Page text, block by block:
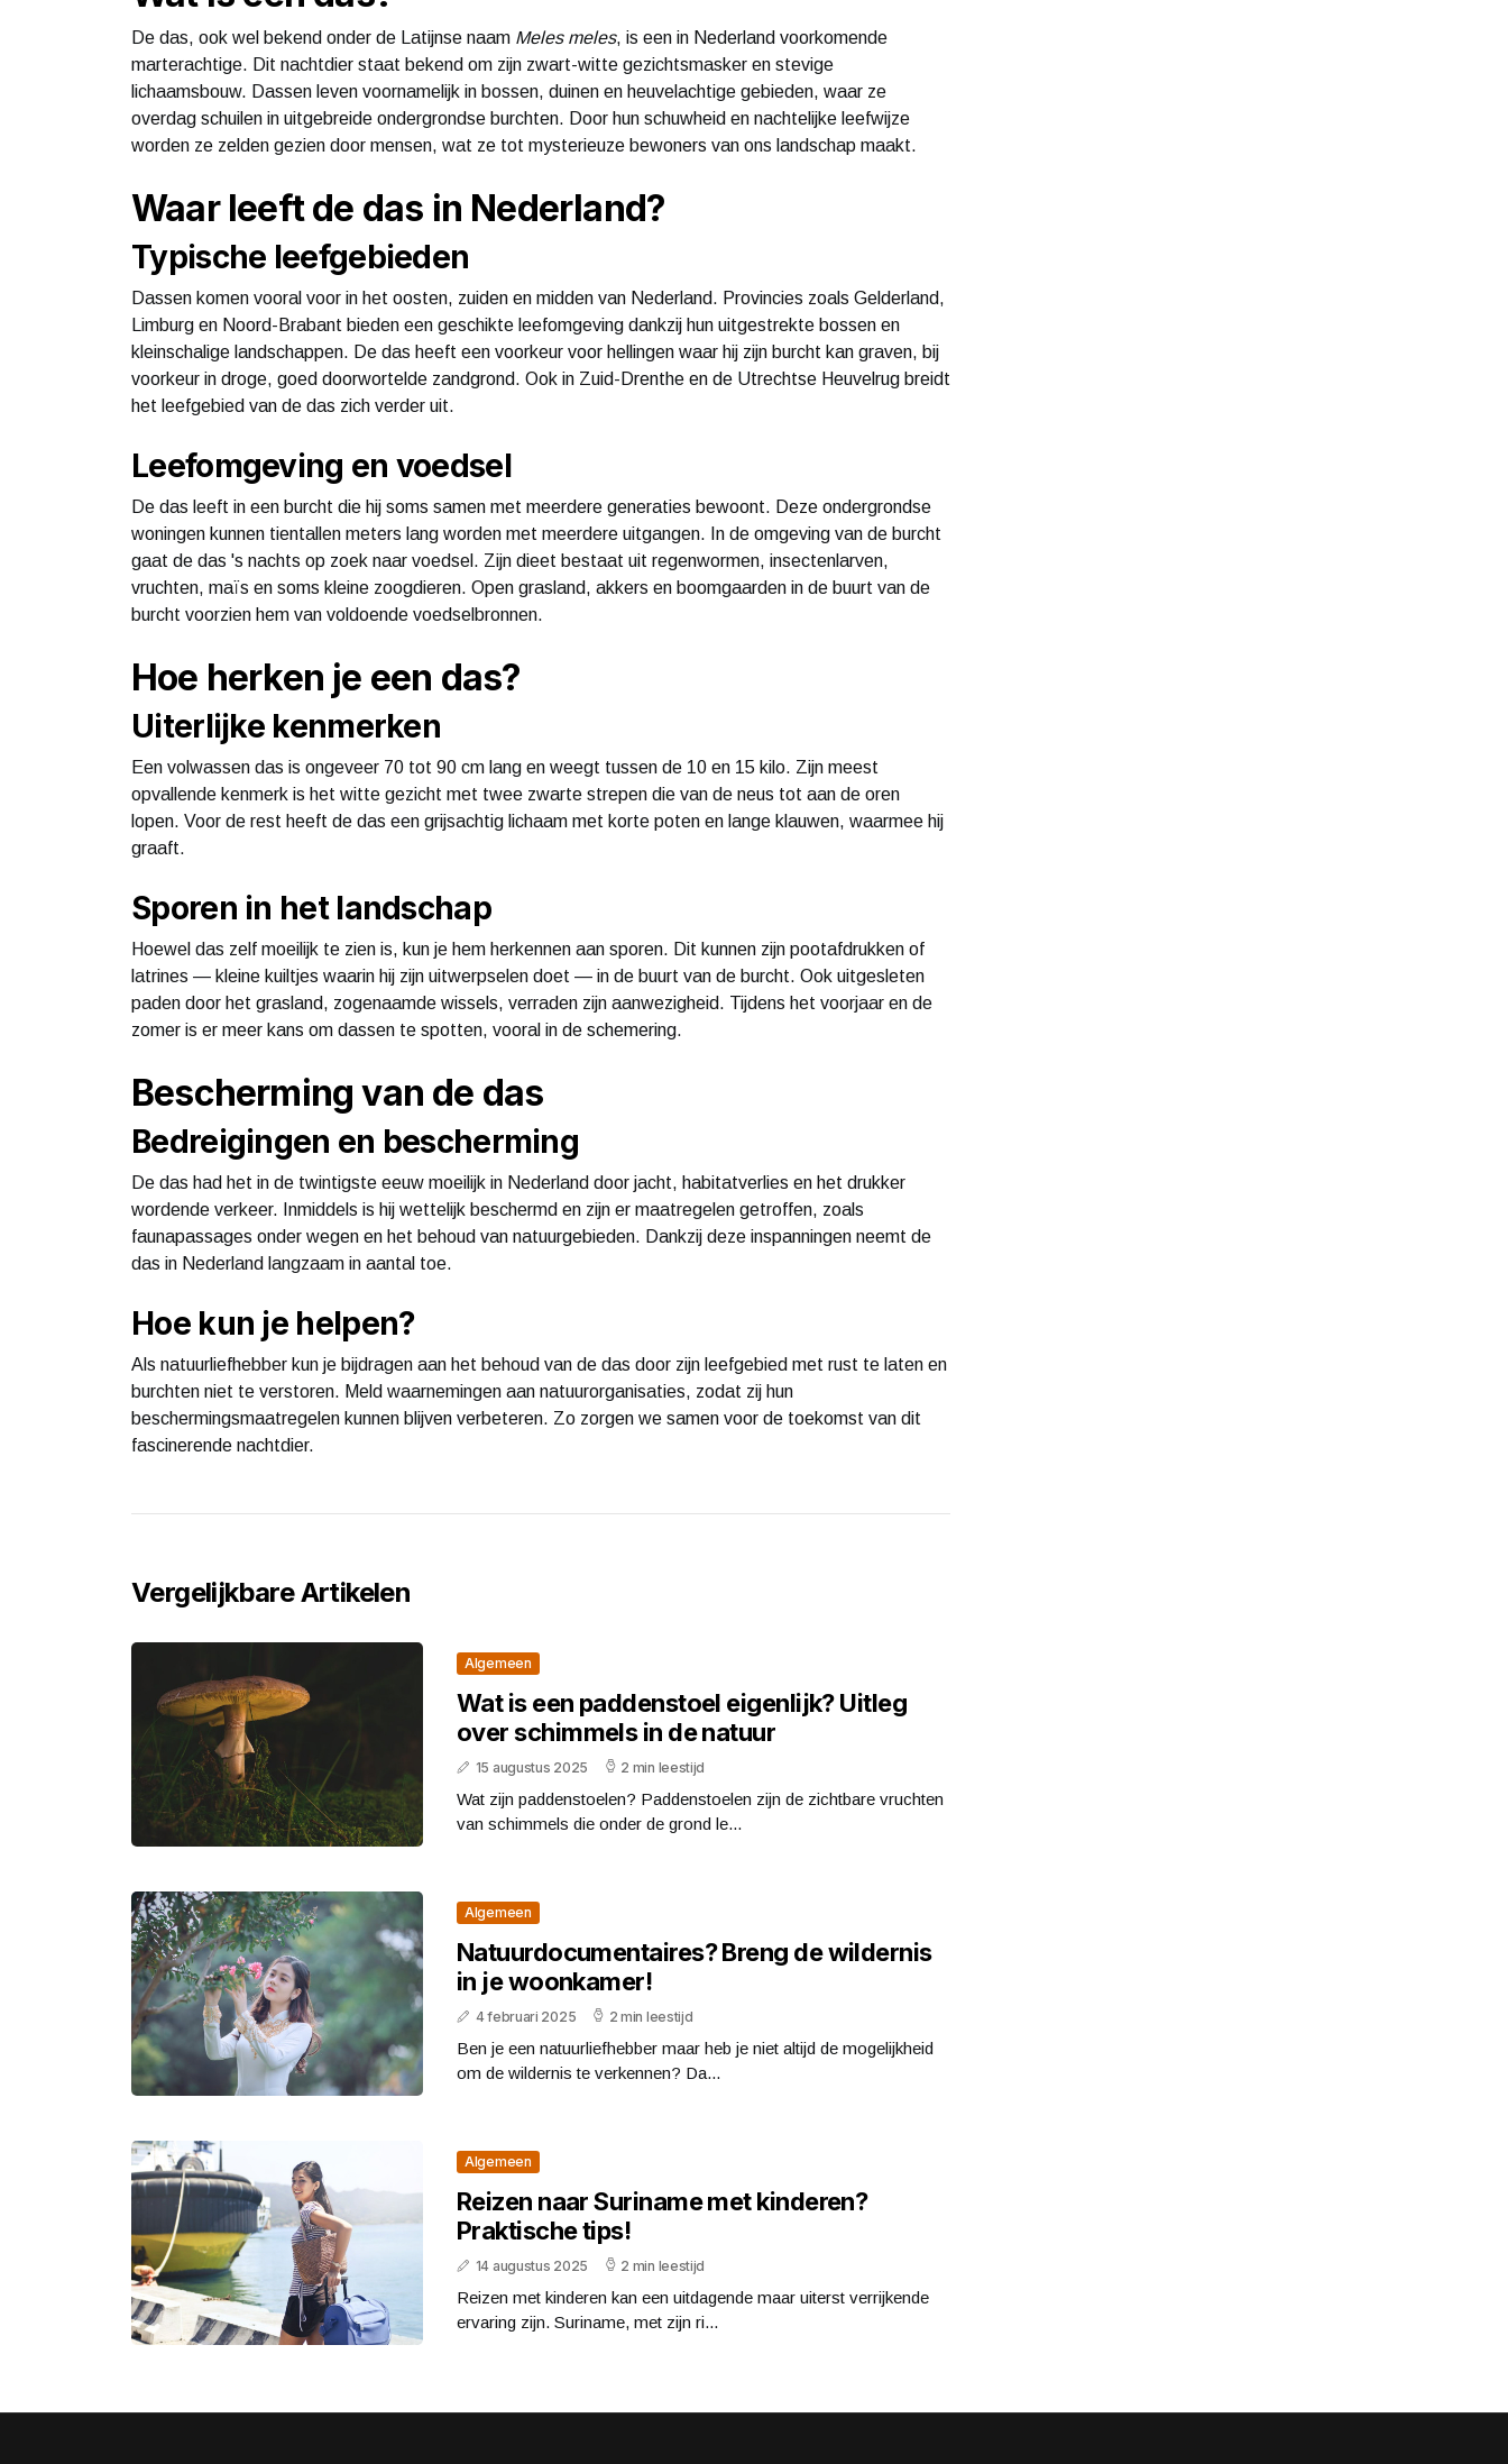
De das, ook wel bekend onder de Latijnse naam Meles meles, is een in Nederland voorkomende
marterachtige. Dit nachtdier staat bekend om zijn zwart-witte gezichtsmasker en stevige
lichaamsbouw. Dassen leven voornamelijk in bossen, duinen en heuvelachtige gebieden, waar ze
overdag schuilen in uitgebreide ondergrondse burchten. Door hun schuwheid en nachtelijke leefwijze
worden ze zelden gezien door mensen, wat ze tot mysterieuze bewoners van ons landschap maakt.
Waar leeft de das in Nederland?
Typische leefgebieden
Dassen komen vooral voor in het oosten, zuiden en midden van Nederland. Provincies zoals Gelderland,
Limburg en Noord-Brabant bieden een geschikte leefomgeving dankzij hun uitgestrekte bossen en
kleinschalige landschappen. De das heeft een voorkeur voor hellingen waar hij zijn burcht kan graven, bij
voorkeur in droge, goed doorwortelde zandgrond. Ook in Zuid-Drenthe en de Utrechtse Heuvelrug breidt
het leefgebied van de das zich verder uit.
Leefomgeving en voedsel
De das leeft in een burcht die hij soms samen met meerdere generaties bewoont. Deze ondergrondse
woningen kunnen tientallen meters lang worden met meerdere uitgangen. In de omgeving van de burcht
gaat de das 's nachts op zoek naar voedsel. Zijn dieet bestaat uit regenwormen, insectenlarven,
vruchten, maïs en soms kleine zoogdieren. Open grasland, akkers en boomgaarden in de buurt van de
burcht voorzien hem van voldoende voedselbronnen.
Hoe herken je een das?
Uiterlijke kenmerken
Een volwassen das is ongeveer 70 tot 90 cm lang en weegt tussen de 10 en 15 kilo. Zijn meest
opvallende kenmerk is het witte gezicht met twee zwarte strepen die van de neus tot aan de oren
lopen. Voor de rest heeft de das een grijsachtig lichaam met korte poten en lange klauwen, waarmee hij
graaft.
Sporen in het landschap
Hoewel das zelf moeilijk te zien is, kun je hem herkennen aan sporen. Dit kunnen zijn pootafdrukken of
latrines — kleine kuiltjes waarin hij zijn uitwerpselen doet — in de buurt van de burcht. Ook uitgesleten
paden door het grasland, zogenaamde wissels, verraden zijn aanwezigheid. Tijdens het voorjaar en de
zomer is er meer kans om dassen te spotten, vooral in de schemering.
Bescherming van de das
Bedreigingen en bescherming
De das had het in de twintigste eeuw moeilijk in Nederland door jacht, habitatverlies en het drukker
wordende verkeer. Inmiddels is hij wettelijk beschermd en zijn er maatregelen getroffen, zoals
faunapassages onder wegen en het behoud van natuurgebieden. Dankzij deze inspanningen neemt de
das in Nederland langzaam in aantal toe.
Hoe kun je helpen?
Als natuurliefhebber kun je bijdragen aan het behoud van de das door zijn leefgebied met rust te laten en
burchten niet te verstoren. Meld waarnemingen aan natuurorganisaties, zodat zij hun
beschermingsmaatregelen kunnen blijven verbeteren. Zo zorgen we samen voor de toekomst van dit
fascinerende nachtdier.
Vergelijkbare Artikelen
Algemeen
Wat is een paddenstoel eigenlijk? Uitleg
over schimmels in de natuur
15 augustus 2025 2 min leestijd
Wat zijn paddenstoelen? Paddenstoelen zijn de zichtbare vruchten
van schimmels die onder de grond le...
Algemeen
Natuurdocumentaires? Breng de wildernis
in je woonkamer!
4 februari 2025 2 min leestijd
Ben je een natuurliefhebber maar heb je niet altijd de mogelijkheid
om de wildernis te verkennen? Da...
Algemeen
Reizen naar Suriname met kinderen?
Praktische tips!
14 augustus 2025 2 min leestijd
Reizen met kinderen kan een uitdagende maar uiterst verrijkende
ervaring zijn. Suriname, met zijn ri...